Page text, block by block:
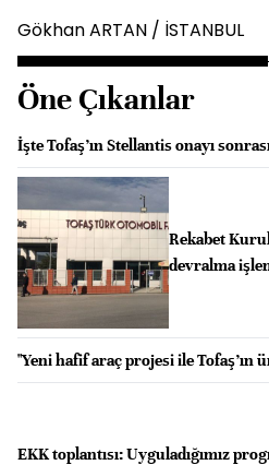
Gökhan ARTAN / İSTANBUL
Öne Çıkanlar
İşte Tofaş’ın Stellantis onayı
Rekabet
devralma
"Yeni hafif araç projesi ile Tofaş’ın
EKK toplantısı: Uyguladığımız